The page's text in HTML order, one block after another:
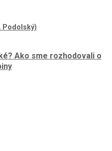
Ako sme rozhodovali o